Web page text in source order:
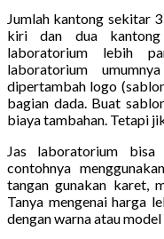
Jumlah kantong sekitar
kiri dan dua
laboratorium lebih
laboratorium
dipertambah logo
bagian dada. Buat
biaya tambahan. Tetapi
Jas laboratorium bisa
contohnya
tangan gunakan karet,
Tanya mengenai harga
dengan warna atau